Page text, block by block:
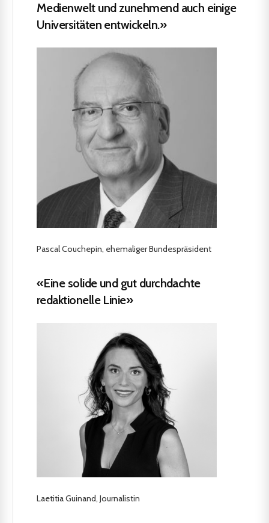
Medienwelt und zunehmend auch einige
Universitäten entwickeln.»
Pascal Couchepin, ehemaliger Bundespräsident
«Eine solide und gut durchdachte
redaktionelle Linie»
Laetitia Guinand, Journalistin